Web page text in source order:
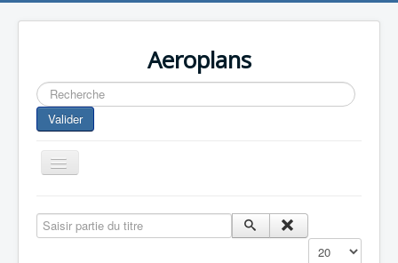
Aeroplans
Rechercher
Valider
Toggle
Navigation
Aviation Commerciale
Saisir partie du titre
Affichage #